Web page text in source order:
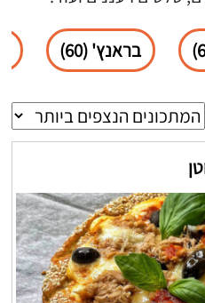
בראנץ' (60)